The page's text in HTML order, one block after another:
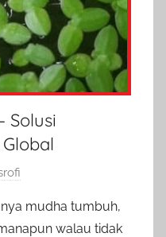
Solusi
mudha tumbuh,
walau tidak